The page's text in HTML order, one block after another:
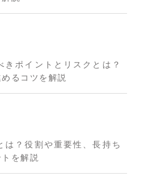
きポイントとリスクとは？
るコツを解説
は？役割や重要性、長持ち
を解説